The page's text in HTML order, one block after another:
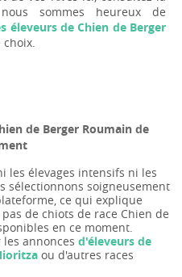
sommes heureux de
éleveurs de Chien de Berger
de Berger Roumain de
les élevages intensifs ni les
sélectionnons soigneusement
ce qui explique
de chiots de race Chien de
en ce moment.
annonces d'éleveurs de
ou d'autres races